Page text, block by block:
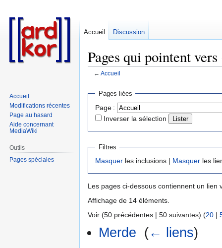
Pages qui pointent
← Accueil
Aller
navigation
Aller
recherche
Pages liées
Page :
Inverser la sélection
Filtres
Masquer les inclusions | Masquer les
Les pages ci-dessous contiennent un lien
Affichage de 14 éléments.
Voir (50 précédentes | 50 suivantes) (20 |
Merde (← liens)
Accueil Discussion
Accueil
Modifications récentes
Page au hasard
Aide concernant
MediaWiki
Outils
Pages spéciales